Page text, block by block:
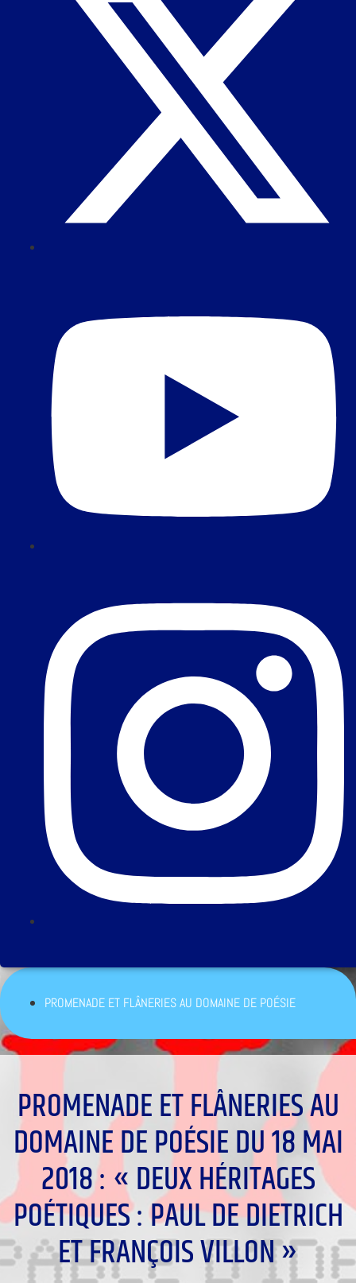
PROMENADE ET FLÂNERIES AU DOMAINE DE POÉSIE
PROMENADE ET FLÂNERIES AU
DOMAINE DE POÉSIE DU 18 MAI
2018 : « DEUX HÉRITAGES
POÉTIQUES : PAUL DE DIETRICH
ET FRANÇOIS VILLON »